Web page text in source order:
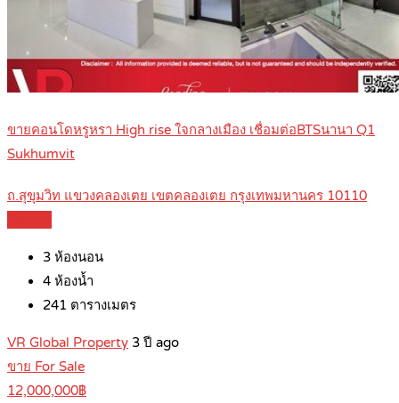
ขายคอนโดหรูหรา High rise ใจกลางเมือง เชื่อมต่อBTSนานา Q1
Sukhumvit
ถ.สุขุมวิท แขวงคลองเตย เขตคลองเตย กรุงเทพมหานคร 10110
3 ห้องนอน
4 ห้องน้ำ
241 ตารางเมตร
VR Global Property 3 ปี ago
ขาย For Sale
12,000,000฿